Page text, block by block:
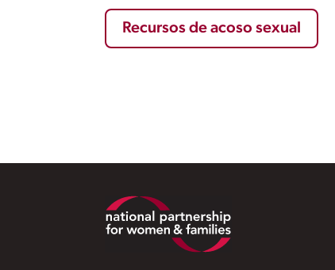
Recursos de acoso sexual
Footer